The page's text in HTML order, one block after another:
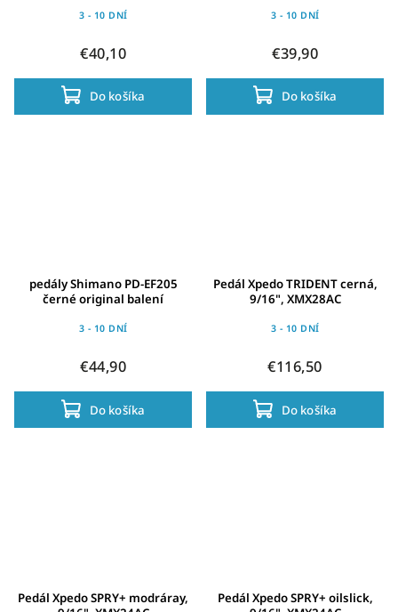
3 - 10 DNÍ
€40,10
Do košíka
3 - 10 DNÍ
€39,90
Do košíka
pedály Shimano PD-EF205
černé original balení
3 - 10 DNÍ
€44,90
Do košíka
Pedál Xpedo TRIDENT cerná,
9/16", XMX28AC
3 - 10 DNÍ
€116,50
Do košíka
Pedál Xpedo SPRY+ modráray,
Pedál Xpedo SPRY+ oilslick,